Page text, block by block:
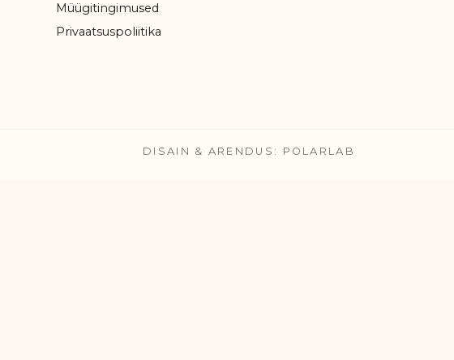
Müügitingimused
Privaatsuspoliitika
DISAIN & ARENDUS: POLARLAB